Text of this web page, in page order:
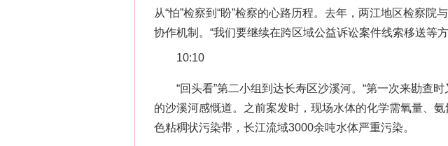
从“怕”检察到“盼”检察的心路历程。去年，两江地区检察
协作机制。“我们要继续在跨区域公益诉讼案件线索移送等
10:10
“回头看”第二小组到达长寿区沙溪河。“第一次来勘查时
的沙溪河感慨道。之前案发时，现场水体的化学需氧量、
色粘稠状污染带，长江流域3000余吨水体严重污染。